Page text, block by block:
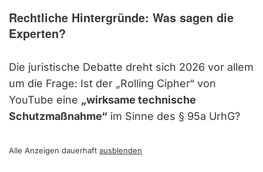
Rechtliche Hintergründe: Was sagen die
Experten?
Die juristische Debatte dreht sich 2026 vor allem
um die Frage: Ist der „Rolling Cipher“ von
YouTube eine „wirksame technische
Schutzmaßnahme“ im Sinne des § 95a UrhG?
Alle Anzeigen dauerhaft ausblenden